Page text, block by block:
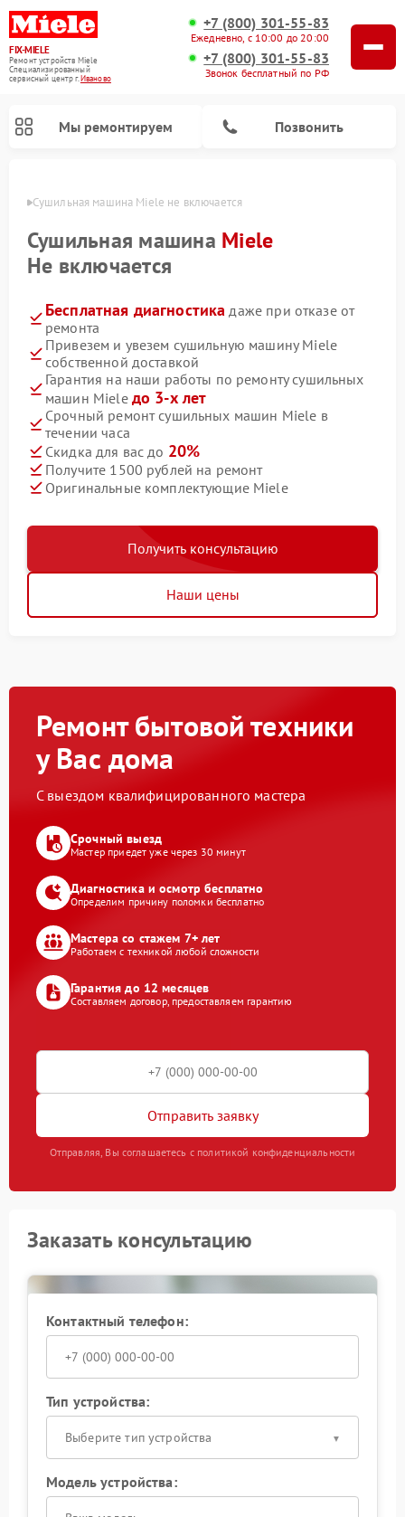
FIX-MIELE
Ремонт устройств Miele
Специализированный
cервисный центр г.Иваново
+7 (800) 301-55-83
Ежедневно, с 10:00 до 20:00
+7 (800) 301-55-83
Звонок бесплатный по РФ
Мы ремонтируем Позвонить
Сушильная машина Miele не включается
Сушильная машина Miele
Не включается
Бесплатная диагностика даже при отказе от
ремонта
Привезем и увезем сушильную машину Miele
собственной доставкой
Гарантия на наши работы по ремонту сушильных
машин Miele до 3-х лет
Срочный ремонт сушильных машин Miele в
течении часа
Скидка для вас до 20%
Получите 1500 рублей на ремонт
Оригинальные комплектующие Miele
Получить консультацию
Наши цены
Ремонт бытовой техники
у Вас дома
С выездом квалифицированного мастера
Срочный выезд
Мастер приедет уже через 30 минут
Диагностика и осмотр бесплатно
Определим причину поломки бесплатно
Мастера со стажем 7+ лет
Работаем с техникой любой сложности
Гарантия до 12 месяцев
Составляем договор, предоставляем гарантию
Отправить заявку
Отправляя, Вы соглашаетесь с политикой конфиденциальности
Заказать консультацию
Контактный телефон:
Тип устройства:
Выберите тип устройства
Модель устройства: